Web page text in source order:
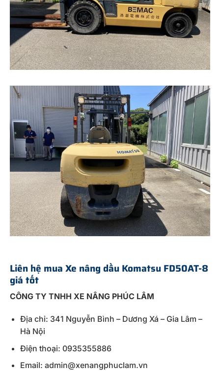
Liên hệ mua Xe nâng dầu Komatsu FD50AT-8
giá tốt
CÔNG TY TNHH XE NÂNG PHÚC LÂM
Địa chỉ: 341 Nguyễn Bình – Dương Xá – Gia Lâm –
Hà Nội
Điện thoại: 0935355886
Email: admin@xenangphuclam.vn